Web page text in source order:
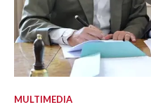
MULTIMEDIA